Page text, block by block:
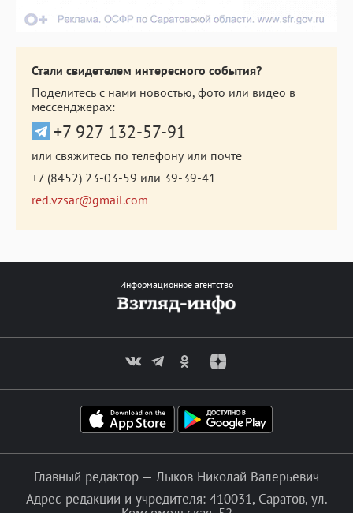
Стали свидетелем интересного события?
Поделитесь с нами новостью, фото или видео в
мессенджерах:
+7 927 132-57-91
или свяжитесь по телефону или почте
+7 (8452) 23-03-59 или 39-39-41
red.vzsar@gmail.com
Информационное агентство
Главный редактор — Лыков Николай Валерьевич
Адрес редакции и учредителя: 410031, Саратов, ул.